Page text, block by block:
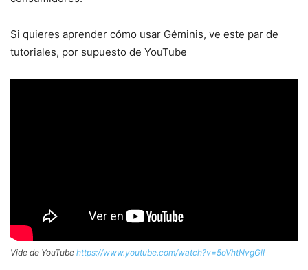
Si quieres aprender cómo usar Géminis, ve este par de
tutoriales, por supuesto de YouTube
Vide de YouTube https://www.youtube.com/watch?v=5oVhtNvgGlI